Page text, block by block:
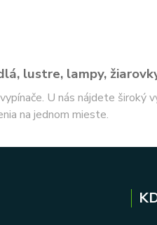
lustre, lampy,
U nás nájdete široký
na jednom mieste.